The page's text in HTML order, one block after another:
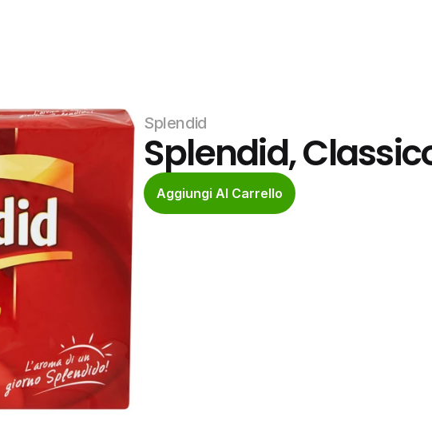
Splendid
Splendid,
Aggiungi Al Carrello